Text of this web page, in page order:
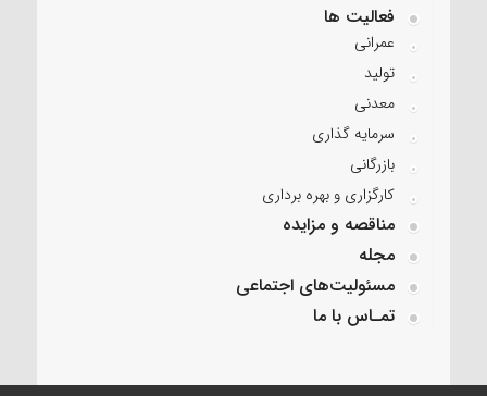
فعالیت ها
عمرانی
تولید
معدنی
سرمایه گذاری
بازرگانی
کارگزاری و بهره برداری
مناقصه و مزایده
مجله
مسئولیت‌های اجتماعی
تمـاس با ما